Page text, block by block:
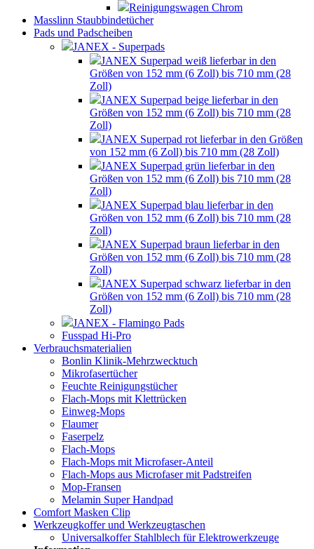
Reinigungswagen Chrom
Masslinn Staubbindetücher
Pads und Padscheiben
JANEX - Superpads
JANEX Superpad weiß lieferbar in den
Größen von 152 mm (6 Zoll) bis 710 mm (28
Zoll)
JANEX Superpad beige lieferbar in den
Größen von 152 mm (6 Zoll) bis 710 mm (28
Zoll)
JANEX Superpad rot lieferbar in den Größen
von 152 mm (6 Zoll) bis 710 mm (28 Zoll)
JANEX Superpad grün lieferbar in den
Größen von 152 mm (6 Zoll) bis 710 mm (28
Zoll)
JANEX Superpad blau lieferbar in den
Größen von 152 mm (6 Zoll) bis 710 mm (28
Zoll)
JANEX Superpad braun lieferbar in den
Größen von 152 mm (6 Zoll) bis 710 mm (28
Zoll)
JANEX Superpad schwarz lieferbar in den
Größen von 152 mm (6 Zoll) bis 710 mm (28
Zoll)
JANEX - Flamingo Pads
Fusspad Hi-Pro
Verbrauchsmaterialien
Bonlin Klinik-Mehrzwecktuch
Mikrofasertücher
Feuchte Reinigungstücher
Flach-Mops mit Klettrücken
Einweg-Mops
Flaumer
Faserpelz
Flach-Mops
Flach-Mops mit Microfaser-Anteil
Flach-Mops aus Microfaser mit Padstreifen
Mop-Fransen
Melamin Super Handpad
Comfort Masken Clip
Werkzeugkoffer und Werkzeugtaschen
Universalkoffer Stahlblech für Elektrowerkzeuge